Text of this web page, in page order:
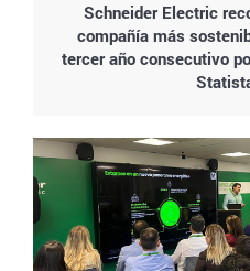
Schneider Electric
compañía más
tercer año consecutivo